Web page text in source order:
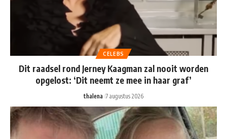
CELEBS
Dit raadsel rond Jerney Kaagman zal nooit worden
opgelost: ‘Dit neemt ze mee in haar graf’
thalena 7 augustus 2026